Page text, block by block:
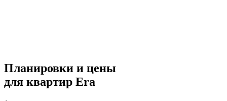
Планировки и цены
для квартир Era